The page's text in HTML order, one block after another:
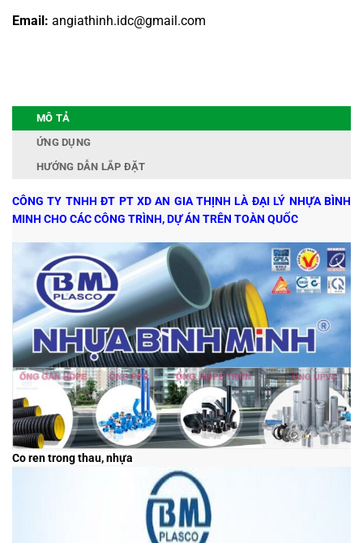
Email: angiathinh.idc@gmail.com
MÔ TẢ
ỨNG DỤNG
HƯỚNG DẪN LẮP ĐẶT
CÔNG TY TNHH ĐT PT XD AN GIA THỊNH LÀ ĐẠI LÝ NHỰA BÌNH
MINH CHO CÁC CÔNG TRÌNH, DỰ ÁN TRÊN TOÀN QUỐC
Co ren trong thau, nhựa